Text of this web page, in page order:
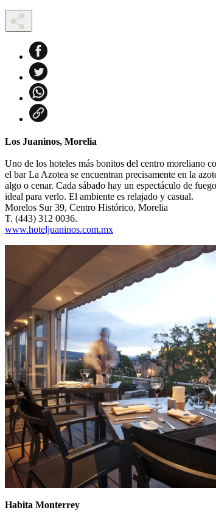
Los Juaninos, Morelia
Uno de los hoteles más bonitos del centro moreliano
el bar La Azotea se encuentran precisamente en la
algo o cenar. Cada sábado hay un espectáculo de
ideal para verlo. El ambiente es relajado y casual.
Morelos Sur 39, Centro Histórico, Morelia
T. (443) 312 0036.
www.hoteljuaninos.com.mx
Habita Monterrey